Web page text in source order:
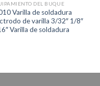
DEL BUQUE
Varilla de soldadura
de varilla 3/32″ 1/8″
Varilla de soldadura